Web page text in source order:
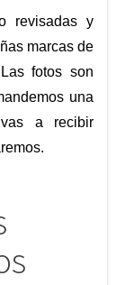
revisadas y
marcas de
fotos son
una
a recibir